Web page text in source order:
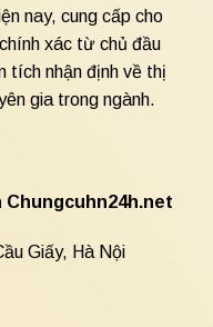
nay, cung cấp cho
xác từ chủ đầu
tích nhận định về thị
gia trong ngành.
Giấy, Hà Nội